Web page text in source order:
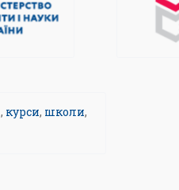
, курси, школи,